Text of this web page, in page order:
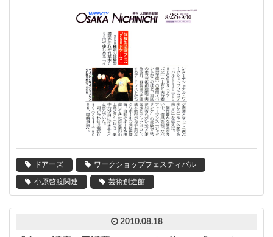
ドアーズ ワークショップフェスティバル
小原啓渡関連 芸術創造館
2010.08.18